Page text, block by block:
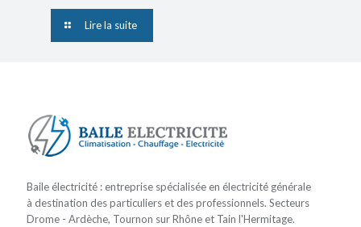
Lire la suite
Baile électricité : entreprise spécialisée en électricité générale
à destination des particuliers et des professionnels. Secteurs
Drome - Ardèche, Tournon sur Rhône et Tain l'Hermitage.